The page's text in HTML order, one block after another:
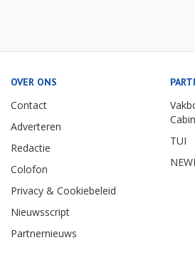
OVER ONS
Contact
Adverteren
Redactie
Colofon
Privacy & Cookiebeleid
Nieuwsscript
Partnernieuws
TUI